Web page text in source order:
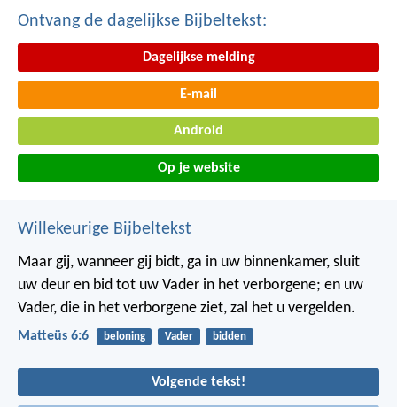
Ontvang de dagelijkse Bijbeltekst:
Dagelijkse melding
E-mail
Android
Op je website
Willekeurige Bijbeltekst
Maar gij, wanneer gij bidt, ga in uw binnenkamer, sluit
uw deur en bid tot uw Vader in het verborgene; en uw
Vader, die in het verborgene ziet, zal het u vergelden.
Matteüs 6:6 beloning Vader bidden
Volgende tekst!